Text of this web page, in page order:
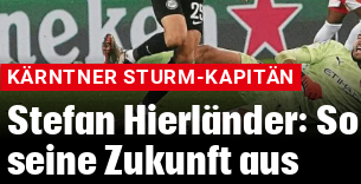
KÄRNTNER STURM-KAPITÄN
Stefan Hierländer:
seine Zukunft aus